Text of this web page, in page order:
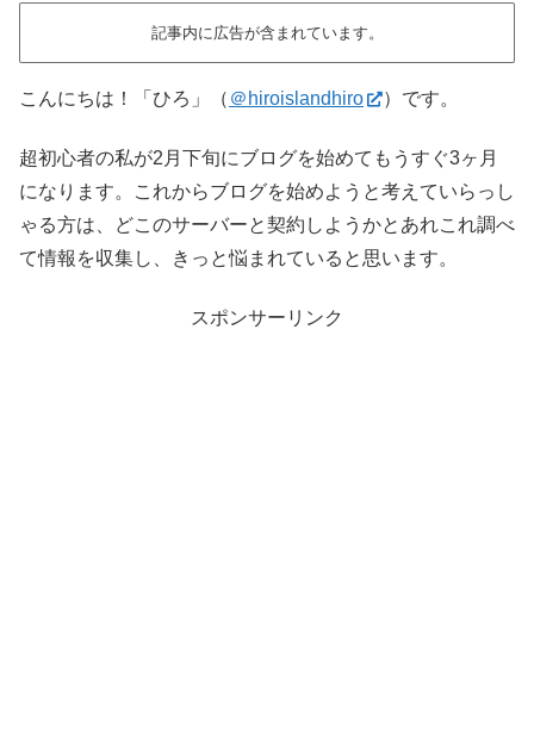
記事内に広告が含まれています。
こんにちは！「ひろ」（ ＠hiroislandhiro ）です。
超初心者の私が2月下旬にブログを始めてもうすぐ3ヶ月
になります。これからブログを始めようと考えていらっし
ゃる方は、どこのサーバーと契約しようかとあれこれ調べ
て情報を収集し、きっと悩まれていると思います。
スポンサーリンク